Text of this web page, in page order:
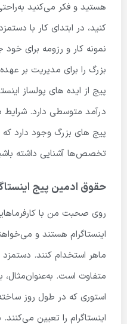
هستید و فکر می‌کنید
کنید، در ابتدای کار با
نمونه کار و رزومه برای
بزرگ را برای مدیریت بر
پیج از ایده های پولساز
درآمد متوسطی دارد.
پیج های بزرگ وجود دارد که
تخصص‌ها آشنایی داشته
حقوق ادمین پیج
روی صحبت من با
اینستاگرام هستند و
ماهر استخدام کنند.
متفاوت است.
استوری که در طول روز
اینستاگرام را تعیین می‌کنند.